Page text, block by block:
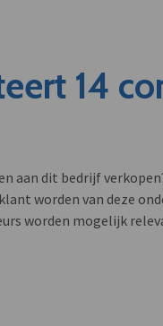
14
aan dit bedrijf
worden van deze
worden mogelijk